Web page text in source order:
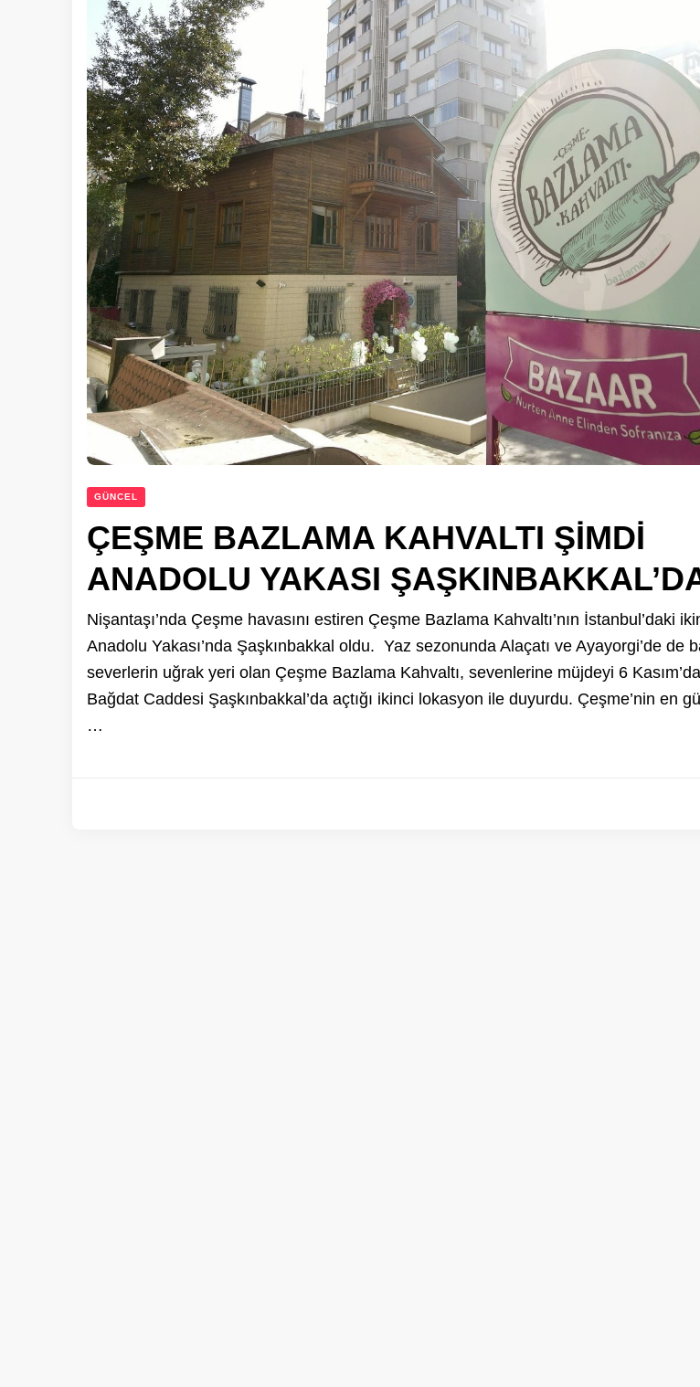
GÜNCEL
ÇEŞME BAZLAMA KAHVALTI ŞİMDİ
ANADOLU YAKASI
Nişantaşı’nda Çeşme havasını estiren Çeşme Bazlama Kahvaltı’nın İstanbul’daki
Anadolu Yakası’nda Şaşkınbakkal oldu. Yaz sezonunda Alaçatı ve Ayayorgi’de de
severlerin uğrak yeri olan Çeşme Bazlama Kahvaltı, sevenlerine müjdeyi 6
Bağdat Caddesi Şaşkınbakkal’da açtığı ikinci lokasyon ile duyurdu. Çeşme’nin en
…